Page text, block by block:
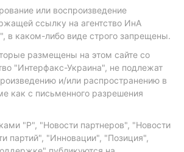
или воспроизведение
ссылку на агентство ИнА
в каком-либо виде строго запрещены.
размещены на этом сайте со
"Интерфакс-Украина", не подлежат
и/или распространению в
как с письменного разрешения
"Р", "Новости партнеров", "Новости
партий", "Инновации", "Позиция",